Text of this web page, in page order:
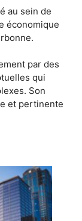
au sein de
économique
par des
qui
Son
et pertinente